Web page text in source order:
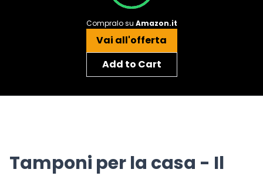
Compralo su Amazon.it
Vai all'offerta
Add to Cart
Tamponi per la casa - Il